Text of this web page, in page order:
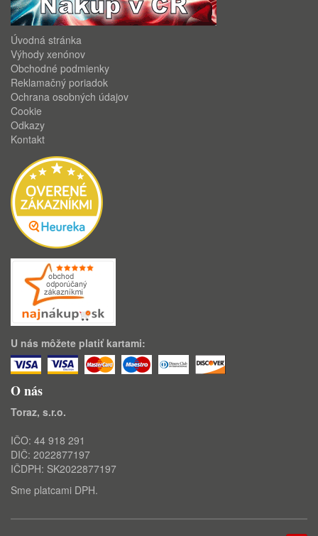
Úvodná stránka
Výhody xenónov
Obchodné podmienky
Reklamačný poriadok
Ochrana osobných údajov
Cookie
Odkazy
Kontakt
U nás môžete platiť kartami:
O nás
Toraz, s.r.o.
IČO: 44 918 291
DIČ: 2022877197
IČDPH: SK2022877197
Sme platcami DPH.